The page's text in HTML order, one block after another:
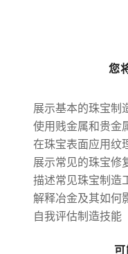
您
展示基本的珠宝制
使用贱金属和贵金
在珠宝表面应用纹
展示常见的珠宝修
描述常见珠宝制造
解释冶金及其如何
自我评估制造技能